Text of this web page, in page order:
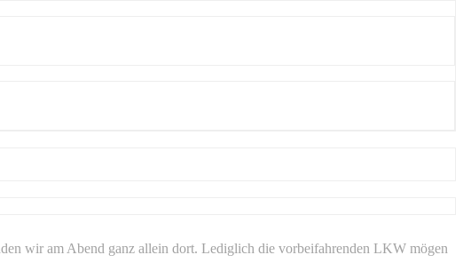
wir am Abend ganz allein dort. Lediglich die vorbeifahrenden LKW mögen